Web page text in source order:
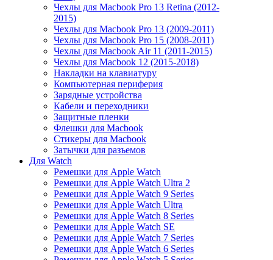
Чехлы для Macbook Pro 13 Retina (2012-
2015)
Чехлы для Macbook Pro 13 (2009-2011)
Чехлы для Macbook Pro 15 (2008-2011)
Чехлы для Macbook Air 11 (2011-2015)
Чехлы для Macbook 12 (2015-2018)
Накладки на клавиатуру
Компьютерная периферия
Зарядные устройства
Кабели и переходники
Защитные пленки
Флешки для Macbook
Стикеры для Macbook
Затычки для разъемов
Для Watch
Ремешки для Apple Watch
Ремешки для Apple Watch Ultra 2
Ремешки для Apple Watch 9 Series
Ремешки для Apple Watch Ultra
Ремешки для Apple Watch 8 Series
Ремешки для Apple Watch SE
Ремешки для Apple Watch 7 Series
Ремешки для Apple Watch 6 Series